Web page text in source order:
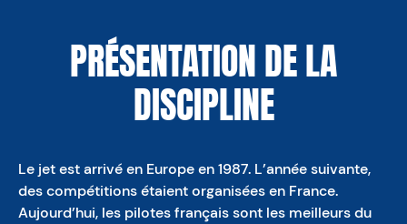
PRÉSENTATION DE LA
DISCIPLINE
Le jet est arrivé en Europe en 1987. L’année suivante,
des compétitions étaient organisées en France.
Aujourd’hui, les pilotes français sont les meilleurs du